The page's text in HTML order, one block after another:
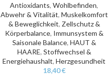
Antioxidants, Wohlbefinden,
Abwehr & Vitalität, Muskelkomfort
& Beweglichkeit, Zellschutz &
Körperbalance, Immunsystem &
Saisonale Balance, HAUT &
HAARE, Stoffwechsel &
Energiehaushalt, Herzgesundheit
18,40€